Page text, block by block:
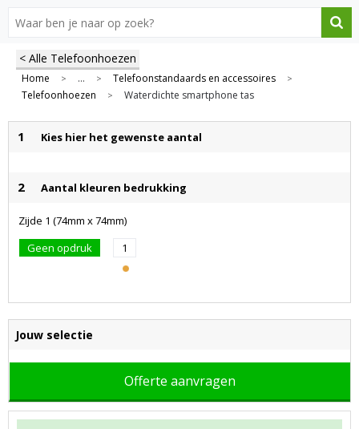
< Alle Telefoonhoezen
Home > ... > Telefoonstandaards en accessoires >
Telefoonhoezen > Waterdichte smartphone tas
1 Kies hier het gewenste aantal
2 Aantal kleuren bedrukking
Zijde 1 (74mm x 74mm)
Geen opdruk
1
Jouw selectie
Offerte aanvragen